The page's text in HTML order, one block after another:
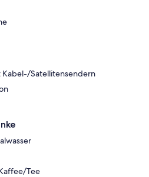
Kabel-/Satellitensendern
Tee